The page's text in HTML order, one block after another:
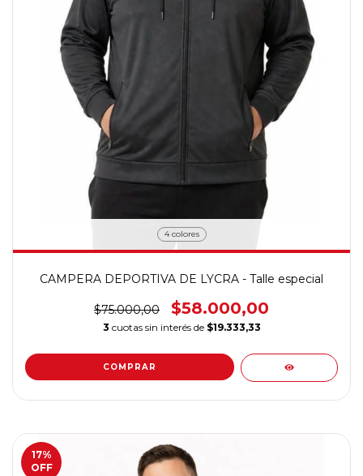
4 colores
CAMPERA DEPORTIVA DE LYCRA - Talle especial
$75.000,00 $58.000,00
3 cuotas sin interés de $19.333,33
COMPRAR
17%
OFF